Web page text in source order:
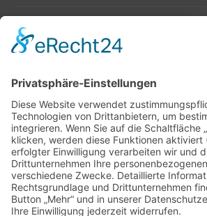
Impressum
Anschrift
Suckow & Fischer Systeme
GmbH + Co. KG
Waldstraße 2
64584 Biebesheim
Deutschland
Kontakt